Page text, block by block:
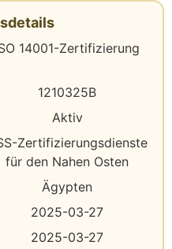
14001-Zertifizierung
1210325B
Aktiv
Zertifizierungsdienste
für den Nahen Osten
Ägypten
2025-03-27
2025-03-27